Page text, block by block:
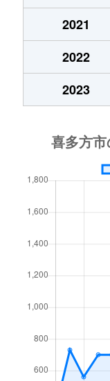
（大字なし）
2021
2022
2023